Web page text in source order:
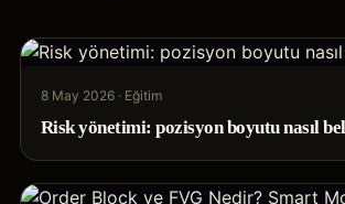
8 May 2026 · Eğitim
Risk yönetimi: pozisyon boyutu nasıl